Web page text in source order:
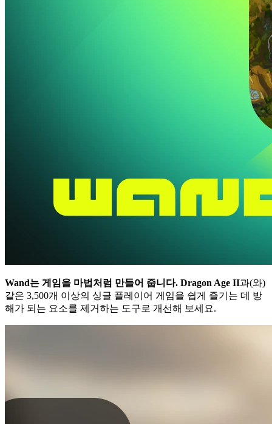
Wand는 게임을 마법처럼 만들어 줍니다. Dragon Age II과(와)
같은 3,500개 이상의 싱글 플레이어 게임을 쉽게 즐기는 데 방
해가 되는 요소를 제거하는 도구로 개선해 보세요.